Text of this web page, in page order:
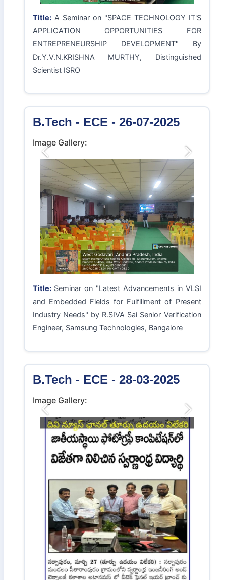
Security Studies, Hyderabad
B.Tech - ECE - 30-07-2025
Image Gallery:
Previous Next
Title: A Seminar on "SPACE TECHNOLOGY IT'S
APPLICATION OPPORTUNITIES FOR
ENTREPRENEURSHIP DEVELOPMENT" By
Dr.Y.V.N.KRISHNA MURTHY, Distinguished
Scientist ISRO
B.Tech - ECE - 26-07-2025
Image Gallery:
Previous Next
Title:Seminar on "Latest Advancements in VLSI
and Embedded Fields for Fulfillment of Present
Industry Needs" by R.SIVA Sai Senior Verification
Engineer, Samsung Technologies, Bangalore
B.Tech - ECE - 28-03-2025